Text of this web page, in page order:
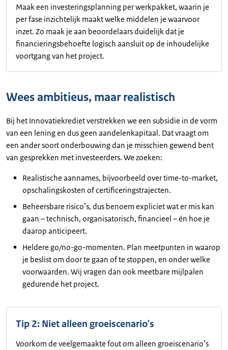
Maak een investeringsplanning per werkpakket, waarin je
per fase inzichtelijk maakt welke middelen je waarvoor
inzet. Zo maak je aan beoordelaars duidelijk dat je
financieringsbehoefte logisch aansluit op de inhoudelijke
voortgang van het project.
Wees ambitieus, maar realistisch
Bij het Innovatiekrediet verstrekken we een subsidie in de vorm
van een lening en dus geen aandelenkapitaal. Dat vraagt om
een ander soort onderbouwing dan je misschien gewend bent
van gesprekken met investeerders. We zoeken:
Realistische aannames, bijvoorbeeld over time-to-market,
opschalingskosten of certificeringstrajecten.
Beheersbare risico’s, dus benoem expliciet wat er mis kan
gaan – technisch, organisatorisch, financieel – én hoe je
daarop anticipeert.
Heldere go/no-go-momenten. Plan meetpunten in waarop
je beslist om door te gaan of te stoppen, en onder welke
voorwaarden. Wij vragen dan ook meetbare mijlpalen
gedurende het project.
Tip 2: Niet alleen groeiscenario's
Voorkom de veelgemaakte fout om alleen groeiscenario’s